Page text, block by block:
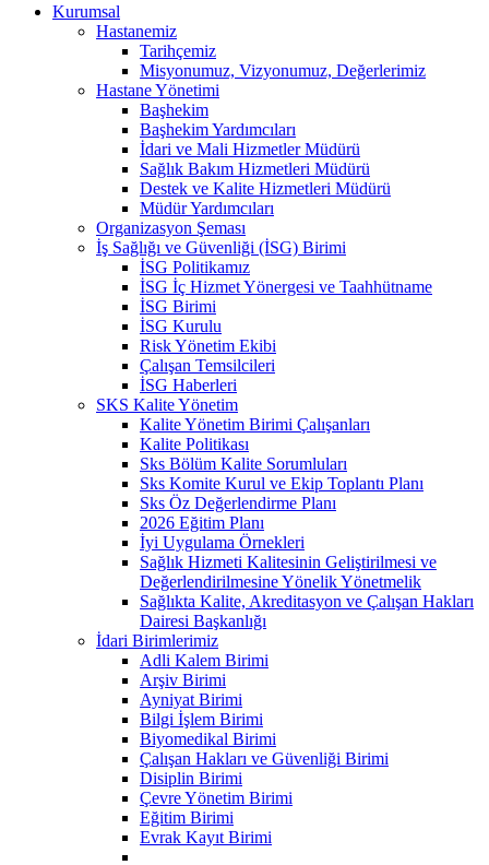
Kurumsal
Hastanemiz
Tarihçemiz
Misyonumuz, Vizyonumuz, Değerlerimiz
Hastane Yönetimi
Başhekim
Başhekim Yardımcıları
İdari ve Mali Hizmetler Müdürü
Sağlık Bakım Hizmetleri Müdürü
Destek ve Kalite Hizmetleri Müdürü
Müdür Yardımcıları
Organizasyon Şeması
İş Sağlığı ve Güvenliği (İSG) Birimi
İSG Politikamız
İSG İç Hizmet Yönergesi ve Taahhütname
İSG Birimi
İSG Kurulu
Risk Yönetim Ekibi
Çalışan Temsilcileri
İSG Haberleri
SKS Kalite Yönetim
Kalite Yönetim Birimi Çalışanları
Kalite Politikası
Sks Bölüm Kalite Sorumluları
Sks Komite Kurul ve Ekip Toplantı Planı
Sks Öz Değerlendirme Planı
2026 Eğitim Planı
İyi Uygulama Örnekleri
Sağlık Hizmeti Kalitesinin Geliştirilmesi ve
Değerlendirilmesine Yönelik Yönetmelik
Sağlıkta Kalite, Akreditasyon ve Çalışan Hakları
Dairesi Başkanlığı
İdari Birimlerimiz
Adli Kalem Birimi
Arşiv Birimi
Ayniyat Birimi
Bilgi İşlem Birimi
Biyomedikal Birimi
Çalışan Hakları ve Güvenliği Birimi
Disiplin Birimi
Çevre Yönetim Birimi
Eğitim Birimi
Evrak Kayıt Birimi